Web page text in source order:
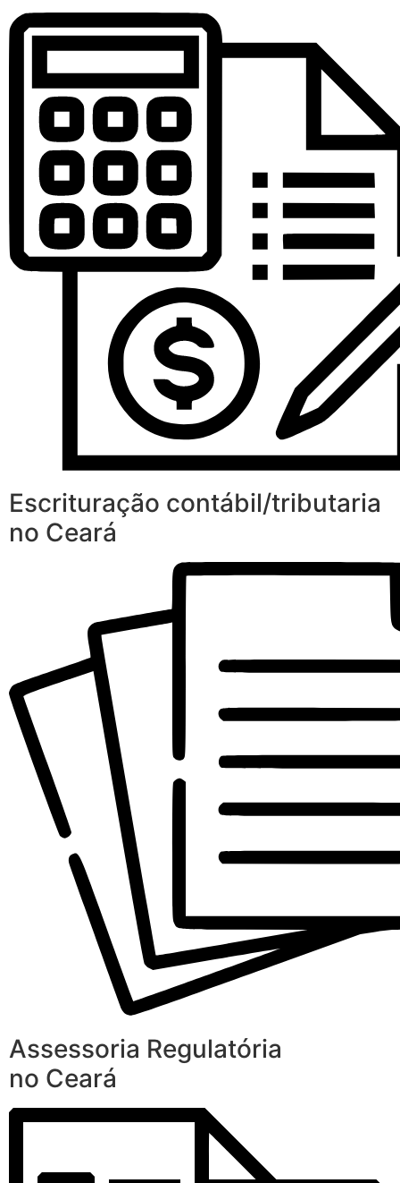
Escrituração contábil/tributaria
no Ceará
Assessoria Regulatória
no Ceará